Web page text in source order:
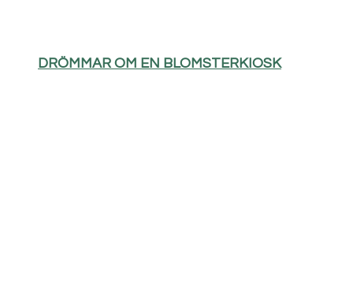
DRÖMMAR OM EN BLOMSTERKIOSK